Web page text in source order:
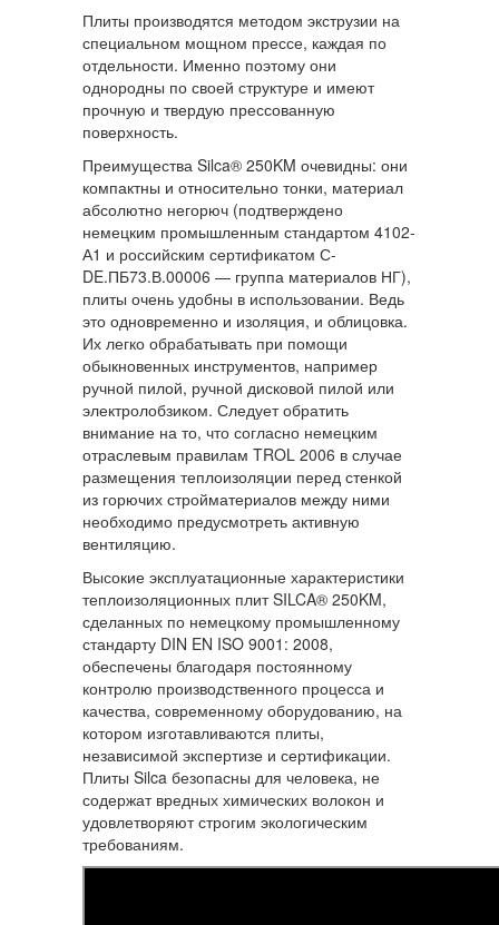
Плиты производятся методом экструзии на
специальном мощном прессе, каждая по
отдельности. Именно поэтому они
однородны по своей структуре и имеют
прочную и твердую прессованную
поверхность.
Преимущества Silca® 250KM очевидны: они
компактны и относительно тонки, материал
абсолютно негорюч (подтверждено
немецким промышленным стандартом 4102-
А1 и российским сертификатом С-
DE.ПБ73.В.00006 — группа материалов НГ),
плиты очень удобны в использовании. Ведь
это одновременно и изоляция, и облицовка.
Их легко обрабатывать при помощи
обыкновенных инструментов, например
ручной пилой, ручной дисковой пилой или
электролобзиком. Следует обратить
внимание на то, что согласно немецким
отраслевым правилам TROL 2006 в случае
размещения теплоизоляции перед стенкой
из горючих стройматериалов между ними
необходимо предусмотреть активную
вентиляцию.
Высокие эксплуатационные характеристики
теплоизоляционных плит SILCA® 250KM,
сделанных по немецкому промышленному
стандарту DIN EN ISO 9001: 2008,
обеспечены благодаря постоянному
контролю производственного процесса и
качества, современному оборудованию, на
котором изготавливаются плиты,
независимой экспертизе и сертификации.
Плиты Silca безопасны для человека, не
содержат вредных химических волокон и
удовлетворяют строгим экологическим
требованиям.